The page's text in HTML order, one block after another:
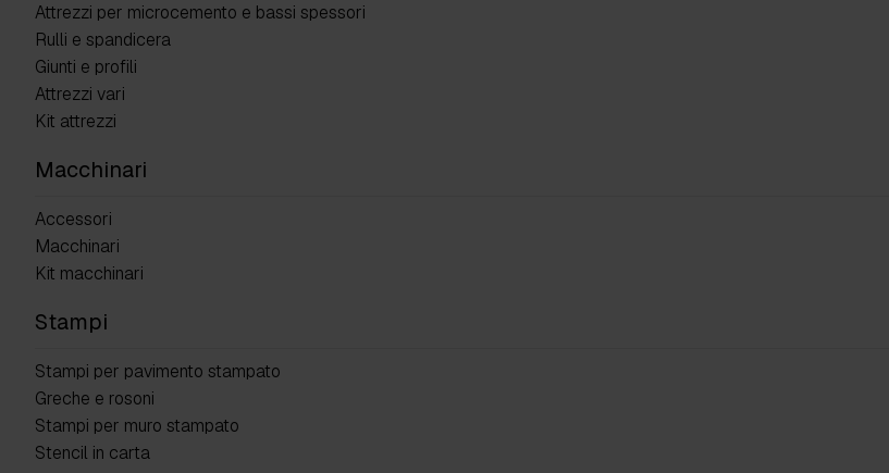
Attrezzi per microcemento e bassi spessori
Rulli e spandicera
Giunti e profili
Attrezzi vari
Kit attrezzi
Macchinari
Accessori
Macchinari
Kit macchinari
Stampi
Stampi per pavimento stampato
Greche e rosoni
Stampi per muro stampato
Stencil in carta